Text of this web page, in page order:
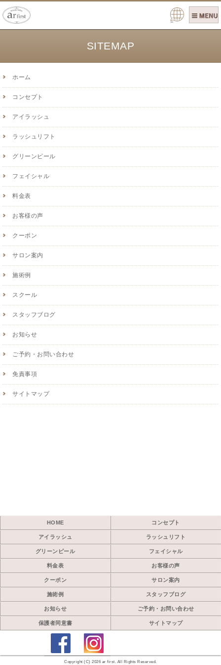
Pow
SITEMAP
ホーム
コンセプト
アイラッシュ
ラッシュリフト
グリーンピール
フェイシャル
料金表
お客様の声
クーポン
サロン案内
施術例
スクール
スタッフブログ
お知らせ
ご予約・お問い合わせ
免責事項
サイトマップ
HOME コンセプト
アイラッシュ ラッシュリフト
グリーンピール フェイシャル
料金表 お客様の声
クーポン サロン案内
施術例 スタッフブログ
お知らせ ご予約・お問い合わせ
保護者同意書 サイトマップ
Copyright (C) 2026 ar first. All Rights Reserved.